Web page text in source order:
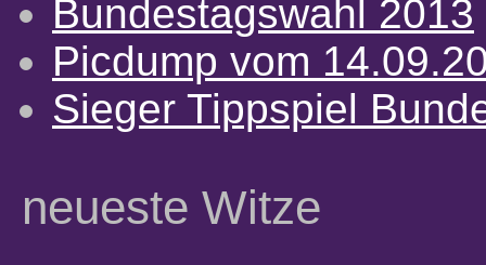
Bundestagswahl 2013
Picdump vom
Sieger Tippspiel
neueste Witze